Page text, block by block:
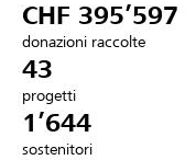
Collegarsi
Registrazione
CHF 395’597
donazioni raccolte
43
progetti
1’644
sostenitori